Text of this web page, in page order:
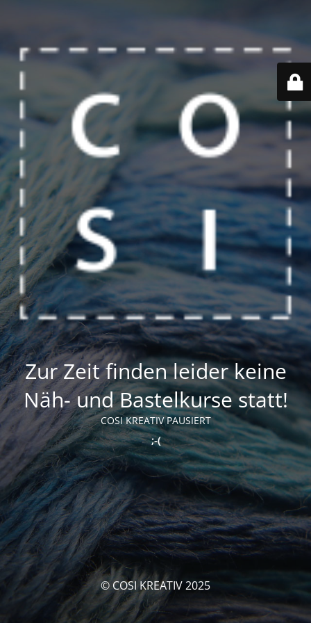
Zur Zeit finden leider keine
Näh- und Bastelkurse statt!
COSI KREATIV PAUSIERT
;-(
© COSI KREATIV 2025